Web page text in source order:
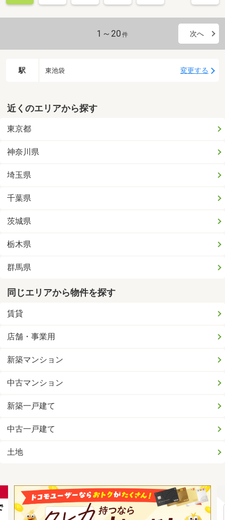
1～20 件 次へ
駅 東池袋 変更する
近くのエリアから探す
東京都
神奈川県
埼玉県
千葉県
茨城県
栃木県
群馬県
同じエリアから物件を探す
賃貸
店舗・事業用
新築マンション
中古マンション
新築一戸建て
中古一戸建て
土地